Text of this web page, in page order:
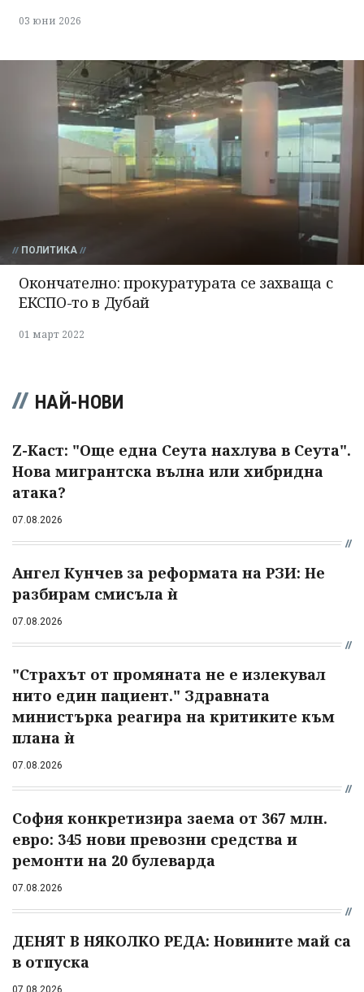
03 юни 2026
ПОЛИТИКА
Окончателно: прокуратурата се захваща с
ЕКСПО-то в Дубай
01 март 2022
НАЙ-НОВИ
Z-Каст: "Още една Сеута нахлува в Сеута".
Нова мигрантска вълна или хибридна
атака?
07.08.2026
Ангел Кунчев за реформата на РЗИ: Не
разбирам смисъла ѝ
07.08.2026
"Страхът от промяната не е излекувал
нито един пациент." Здравната
министърка реагира на критиките към
плана ѝ
07.08.2026
София конкретизира заема от 367 млн.
евро: 345 нови превозни средства и
ремонти на 20 булеварда
07.08.2026
ДЕНЯТ В НЯКОЛКО РЕДА: Новините май са
в отпуска
07.08.2026